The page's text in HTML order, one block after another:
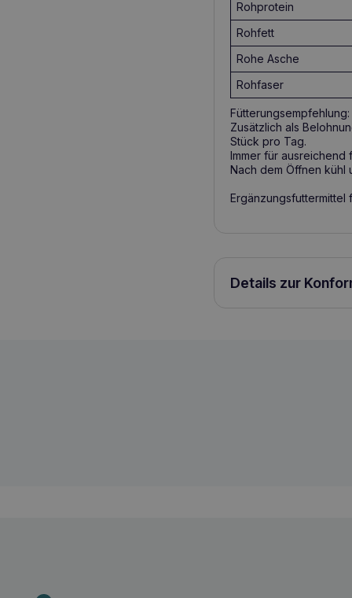
Rohprotein
Rohfett
Rohe Asche
Rohfaser
Fütterungsempfehlung:
Zusätzlich als
Stück pro Tag.
Immer für ausreichend
Nach dem Öffnen kühl
Ergänzungsfuttermittel
Details zur
Miamor Sensible Snack Duck 30g